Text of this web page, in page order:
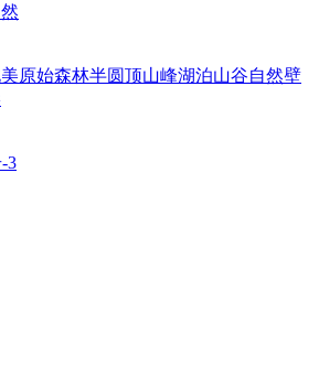
原始森林半圆顶山峰湖泊山谷自然壁
3